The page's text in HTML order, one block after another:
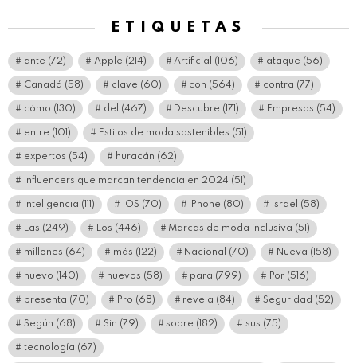
ETIQUETAS
ante (72) Apple (214) Artificial (106) ataque (56)
Canadá (58) clave (60) con (564) contra (77)
cómo (130) del (467) Descubre (171) Empresas (54)
entre (101) Estilos de moda sostenibles (51)
expertos (54) huracán (62)
Influencers que marcan tendencia en 2024 (51)
Inteligencia (111) iOS (70) iPhone (80) Israel (58)
Las (249) Los (446) Marcas de moda inclusiva (51)
millones (64) más (122) Nacional (70) Nueva (158)
nuevo (140) nuevos (58) para (799) Por (516)
presenta (70) Pro (68) revela (84) Seguridad (52)
Según (68) Sin (79) sobre (182) sus (75)
tecnología (67)